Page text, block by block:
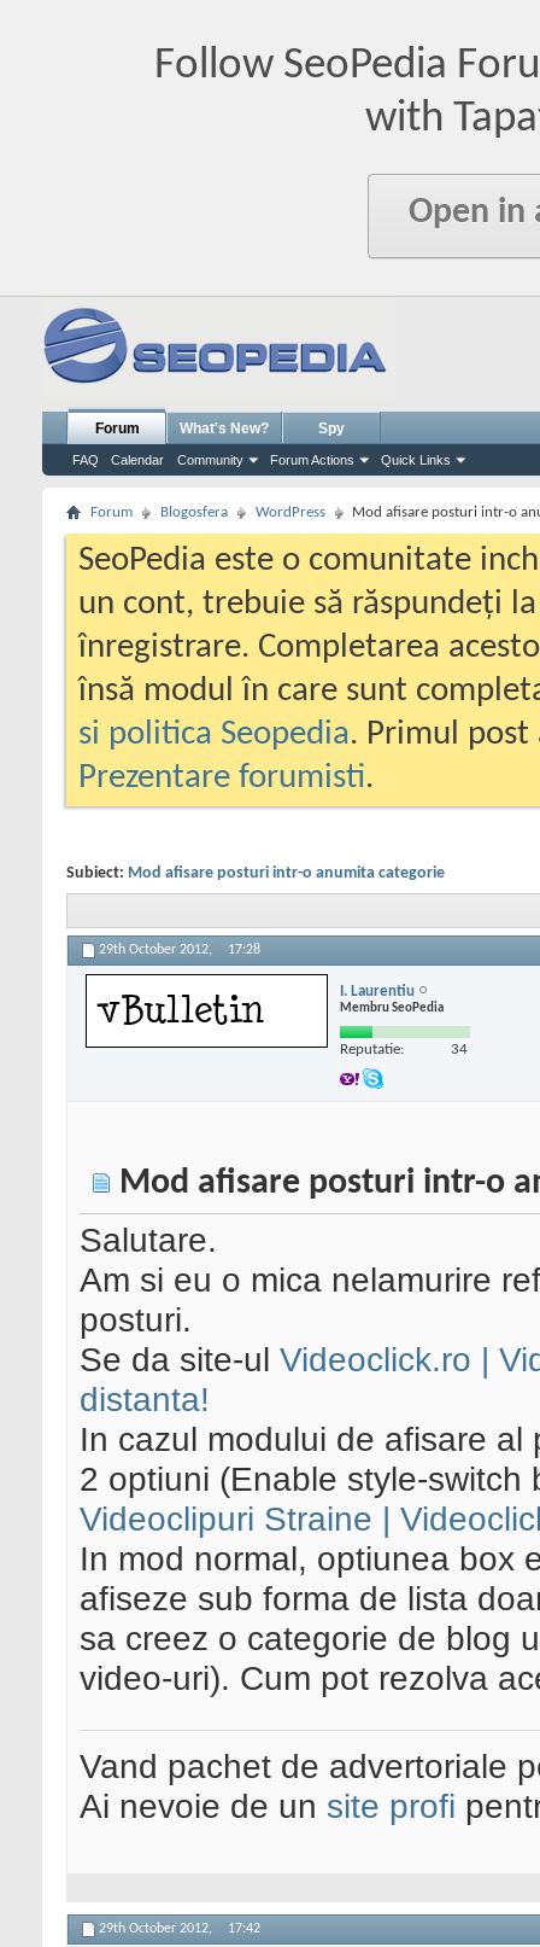
Follow SeoPedia
with
Open in
Forum
FAQ Calendar Community Forum Actions Quick Links
What's New? Spy
Forum Blogosfera WordPress Mod afisare posturi intr-o
SeoPedia este o comunitate
un cont, trebuie să răspundeți
înregistrare. Completarea
însă modul în care sunt
si politica Seopedia. Primul
Prezentare forumisti.
Subiect: Mod afisare posturi intr-o anumita categorie
29th October 2012, 17:28
I. Laurentiu
Membru SeoPedia
Reputatie: 34
Mod afisare posturi intr-o
Salutare.
Am si eu o mica nelamurire
posturi.
Se da site-ul Videoclick.ro |
distanta!
In cazul modului de afisare
2 optiuni (Enable style-switch
Videoclipuri Straine |
In mod normal, optiunea box
afiseze sub forma de lista
sa creez o categorie de blog
video-uri). Cum pot rezolva
Vand pachet de advertoriale
Ai nevoie de un site profi
29th October 2012, 17:42